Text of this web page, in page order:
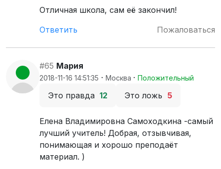
Отличная школа, сам её закончил!
Ответить
Пожаловаться
#65 Мария
2018-11-16 14:51:35 · Москва · Положительный
Это правда 12 Это ложь 5
Елена Владимировна Самоходкина -самый
лучший учитель! Добрая, отзывчивая,
понимающая и хорошо преподаёт
материал. )